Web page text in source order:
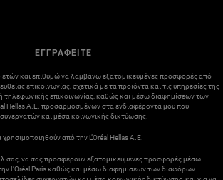
ΕΓΓΡΑΦΕΙΤΕ
και επιθυμώ να λαμβάνω εξατομικευμένες προσφορές από
επικοινωνίας, σχετικά με τα προϊόντα και τις υπηρεσίες της
ή τηλεφωνικής επικοινωνίας, καθώς και μέσω διαφημίσεων των
Hellas A.E. προσαρμοσμένων στα ενδιαφέροντά μου που
και μέσα κοινωνικής δικτύωσης.
από την L’Oréal Hellas A.E.
σας, να σας προσφέρουν εξατομικευμένες προσφορές μέσω
L’Oréal Paris καθώς και μέσω διαφημίσεων των διαφόρων